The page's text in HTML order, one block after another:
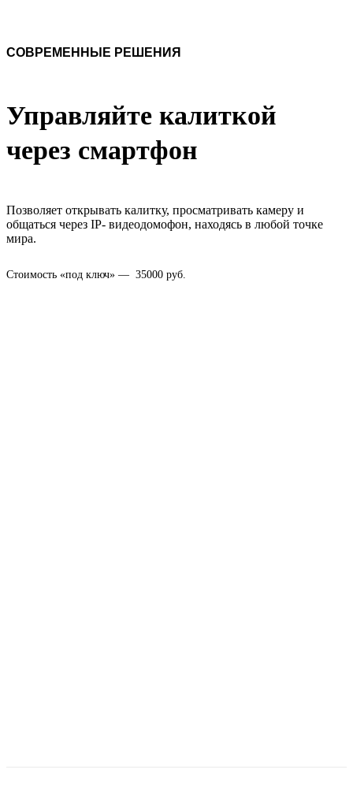
СОВРЕМЕННЫЕ РЕШЕНИЯ
Управляйте калиткой
через смартфон
Позволяет открывать калитку, просматривать камеру и
общаться через IP- видеодомофон, находясь в любой точке
мира.
Стоимость «под ключ» — 35000 руб.